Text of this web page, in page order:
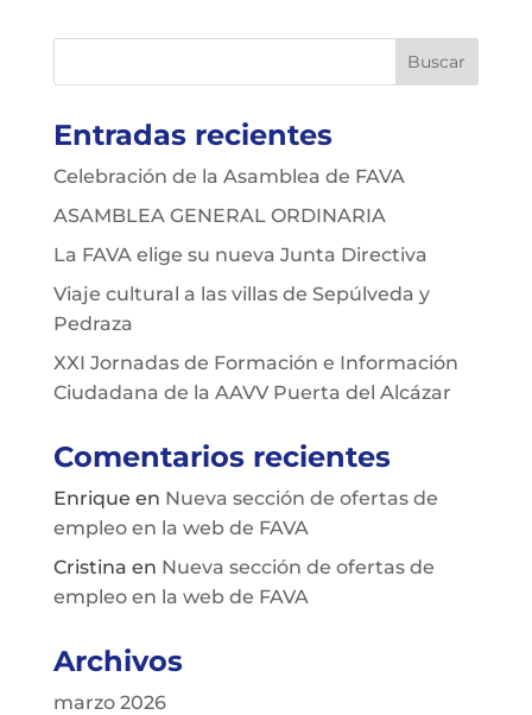
Entradas recientes
Celebración de la Asamblea de FAVA
ASAMBLEA GENERAL ORDINARIA
La FAVA elige su nueva Junta Directiva
Viaje cultural a las villas de Sepúlveda y
Pedraza
XXI Jornadas de Formación e Información
Ciudadana de la AAVV Puerta del Alcázar
Comentarios recientes
Enrique en Nueva sección de ofertas de
empleo en la web de FAVA
Cristina en Nueva sección de ofertas de
empleo en la web de FAVA
Archivos
marzo 2026